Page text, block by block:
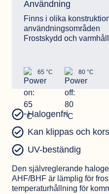
Användning
Finns i olika
användningsområden
Frostskydd och
65 °C 80 °C
Halogenfri
Kan klippas och
UV-beständig
Den självreglerande
AHF/BHF är lämplig för
temperaturhållning för